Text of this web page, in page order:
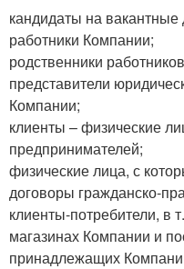
кандидаты на вакантные
работники Компании;
родственники
представители
Компании;
клиенты – физические
предпринимателей;
физические лица, с
договоры гражданско-
клиенты-потребители, в
магазинах Компании и
принадлежащих